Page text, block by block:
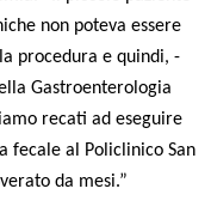
non poteva essere
procedura e quindi, -
Gastroenterologia
recati ad eseguire
fecale al Policlinico San
da mesi.”